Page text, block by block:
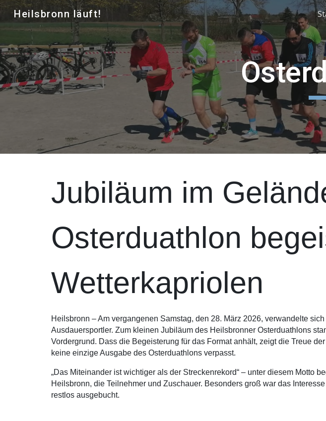
Skip to main content
Heilsbronn läuft!
Jubiläum im
Osterduathlon
Wetterkapriolen
Heilsbronn – Am vergangenen Samstag, den 28. März 2026, verwandelte
Ausdauersportler. Zum kleinen Jubiläum des Heilsbronner Osterduathlons
Vordergrund. Dass die Begeisterung für das Format anhält, zeigt die Treue
keine einzige Ausgabe des Osterduathlons verpasst.
„Das Miteinander ist wichtiger als der Streckenrekord“ – unter diesem Motto
Heilsbronn, die Teilnehmer und Zuschauer. Besonders groß war das
restlos ausgebucht.